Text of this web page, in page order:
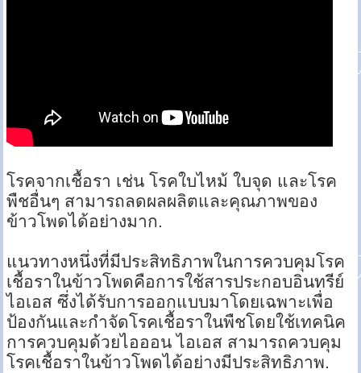
โรคจากเชื้อรา เช่น โรคใบไหม้ ใบจุด และโรค
พืชอื่นๆ สามารถลดผลผลิตและคุณภาพของ
ข้าวโพดได้อย่างมาก.
แนวทางหนึ่งที่มีประสิทธิภาพในการควบคุมโรค
เชื้อราในข้าวโพดคือการใช้สารประกอบอินทรีย์
ไอเอส ซึ่งได้รับการออกแบบมาโดยเฉพาะเพื่อ
ป้องกันและกำจัดโรคเชื้อราในพืชโดยใช้เทคนิค
การควบคุมด้วยไอออน ไอเอส สามารถควบคุม
โรคเชื้อราในข้าวโพดได้อย่างมีประสิทธิภาพ.